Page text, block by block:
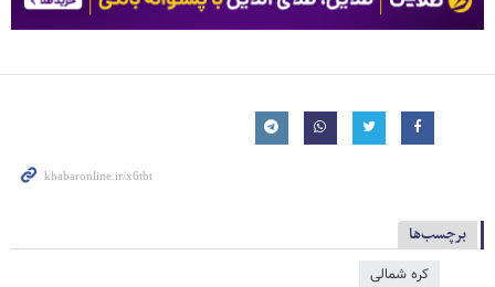
برچسب‌ها
کره شمالی